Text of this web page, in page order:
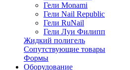
Гели Monami
Гели Nail Republic
Гели RuNail
Гели Луи Филипп
Жидкий полигель
Сопутствующие товары
Формы
Оборудование